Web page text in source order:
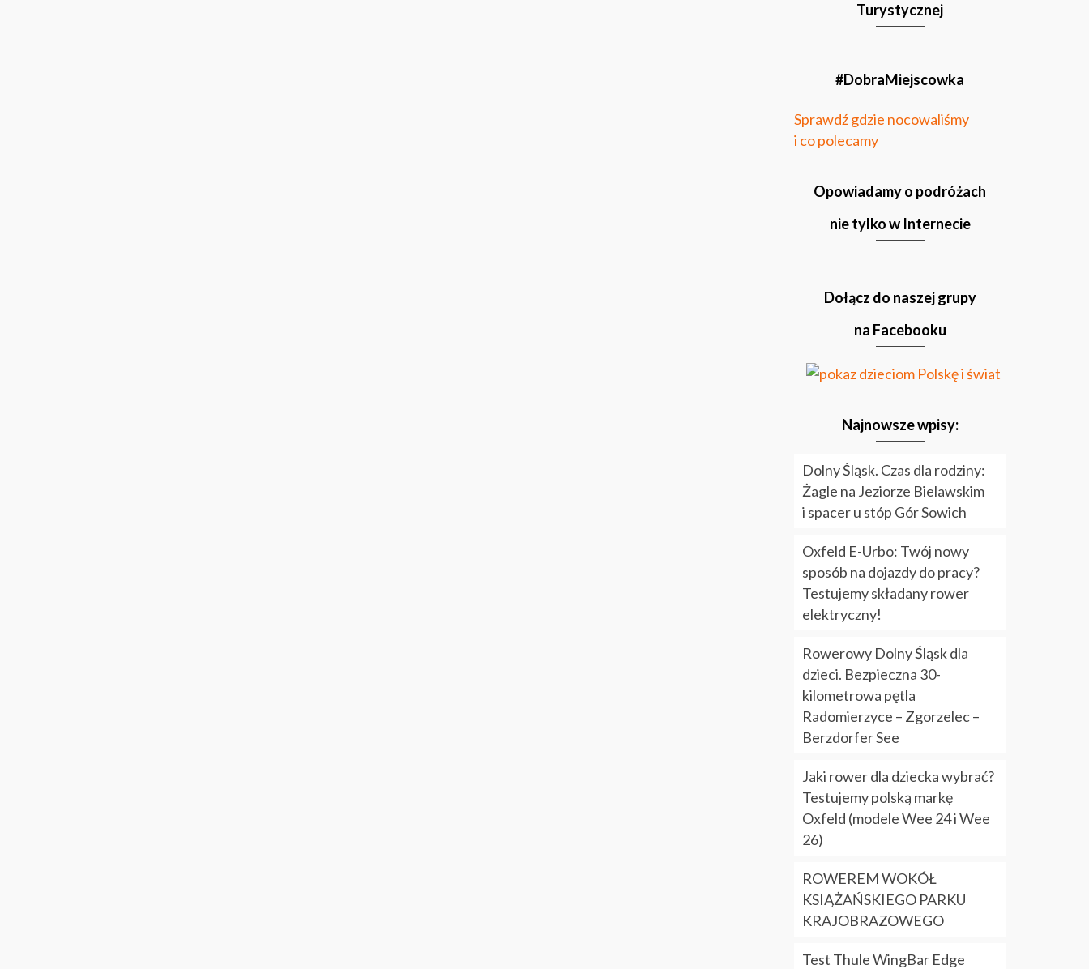
Turystycznej
#DobraMiejscowka
Sprawdź gdzie nocowaliśmy
i co polecamy
Opowiadamy o podróżach
nie tylko w Internecie
Dołącz do naszej grupy
na Facebooku
Najnowsze wpisy:
Dolny Śląsk. Czas dla rodziny:
Żagle na Jeziorze Bielawskim
i spacer u stóp Gór Sowich
Oxfeld E-Urbo: Twój nowy
sposób na dojazdy do pracy?
Testujemy składany rower
elektryczny!
Rowerowy Dolny Śląsk dla
dzieci. Bezpieczna 30-
kilometrowa pętla
Radomierzyce – Zgorzelec –
Berzdorfer See
Jaki rower dla dziecka wybrać?
Testujemy polską markę
Oxfeld (modele Wee 24 i Wee
26)
ROWEREM WOKÓŁ
KSIĄŻAŃSKIEGO PARKU
KRAJOBRAZOWEGO
Test Thule WingBar Edge